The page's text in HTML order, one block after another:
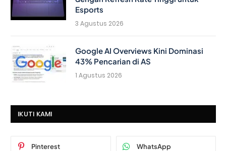
Esports
3 Agustus 2026
Google AI Overviews Kini Dominasi
43% Pencarian di AS
1 Agustus 2026
IKUTI KAMI
Pinterest WhatsApp